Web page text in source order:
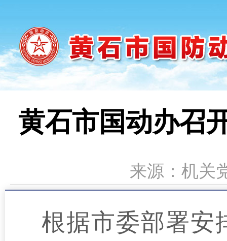
黄石市国动办召
来源：机
根据市委部署安